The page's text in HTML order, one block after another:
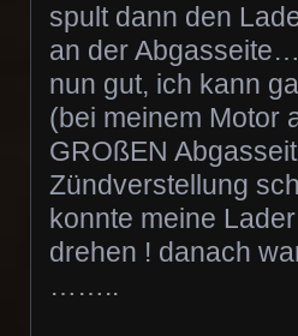
spult dann den
an der
nun gut, ich kann
(bei meinem Motor
GROßEN
Zündverstellung
konnte meine
drehen ! danach
……..